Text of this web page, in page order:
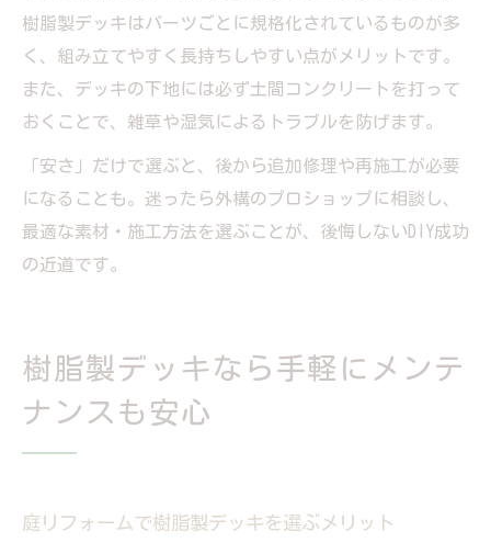
樹脂製デッキはパーツごとに規格化されているものが多
く、組み立てやすく長持ちしやすい点がメリットです。
また、デッキの下地には必ず土間コンクリートを打って
おくことで、雑草や湿気によるトラブルを防げます。
「安さ」だけで選ぶと、後から追加修理や再施工が必要
になることも。迷ったら外構のプロショップに相談し、
最適な素材・施工方法を選ぶことが、後悔しないDIY成功
の近道です。
樹脂製デッキなら手軽にメンテ
ナンスも安心
庭リフォームで樹脂製デッキを選ぶメリット